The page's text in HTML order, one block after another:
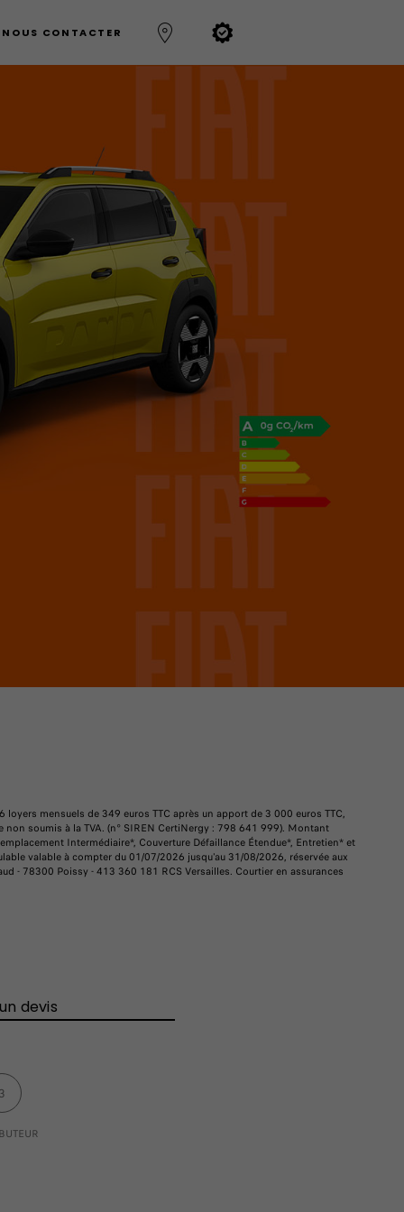
NOUS CONTACTER
mensuels de 349 euros TTC après un apport de 3 000 euros TTC,
soumis à la TVA. (n° SIREN CertiNergy : 798 641 999). Montant
Intermédiaire*, Couverture Défaillance Étendue*, Entretien* et
valable à compter du 01/07/2026 jusqu'au 31/08/2026, réservée aux
- 78300 Poissy - 413 360 181 RCS Versailles. Courtier en assurances
devis